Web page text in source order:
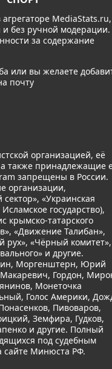
MediaStats.ru,
и без ручной модерации.
за содержание
или вы желаете
почту
организацией, её
также принадлежащие
запрещены в России.
организации,
«Украинская
государство),
крымско-татарского
«Движение Талибан»,
рух», «Чёрный комитет»,
и другие.
Моргенштерн, Юрий
Гордон,
Монеточка
Голос Америки,
Пивоваров,
Земфира, Гудков,
и другие. Полный
под судебным
сайте Минюста РФ.